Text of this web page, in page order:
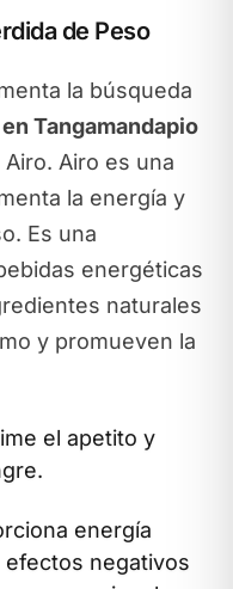
de Peso
la búsqueda
Tangamandapio
Airo es una
la energía y
Es una
energéticas
naturales
y promueven la
el apetito y
energía
efectos negativos